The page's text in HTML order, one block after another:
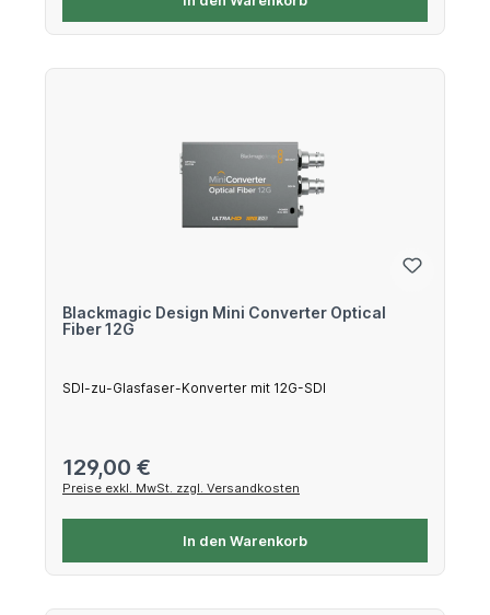
Blackmagic Design Mini Converter Optical
Fiber 12G
SDI-zu-Glasfaser-Konverter mit 12G-SDI
Regulärer Preis:
129,00 €
Preise exkl. MwSt. zzgl. Versandkosten
In den Warenkorb